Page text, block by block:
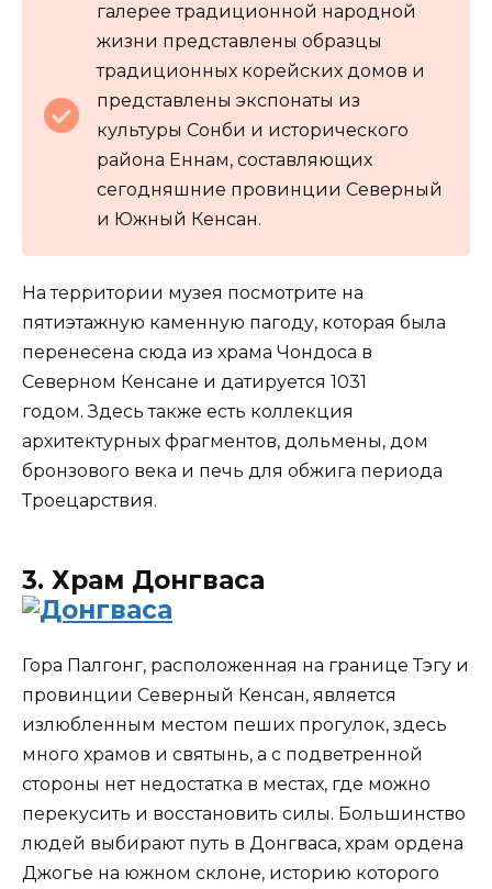
галерее традиционной народной
жизни представлены образцы
традиционных корейских домов и
представлены экспонаты из
культуры Сонби и исторического
района Еннам, составляющих
сегодняшние провинции Северный
и Южный Кенсан.
На территории музея посмотрите на
пятиэтажную каменную пагоду, которая была
перенесена сюда из храма Чондоса в
Северном Кенсане и датируется 1031
годом. Здесь также есть коллекция
архитектурных фрагментов, дольмены, дом
бронзового века и печь для обжига периода
Троецарствия.
3. Храм Донгваса
Гора Палгонг, расположенная на границе Тэгу и
провинции Северный Кенсан, является
излюбленным местом пеших прогулок, здесь
много храмов и святынь, а с подветренной
стороны нет недостатка в местах, где можно
перекусить и восстановить силы. Большинство
людей выбирают путь в Донгваса, храм ордена
Джогье на южном склоне, историю которого